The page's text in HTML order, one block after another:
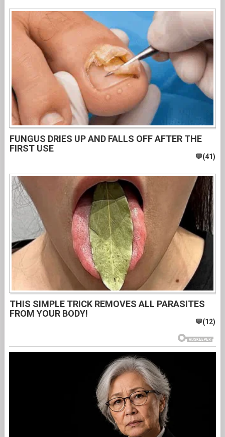
FUNGUS DRIES UP AND FALLS OFF AFTER THE
FIRST USE
THIS SIMPLE TRICK REMOVES ALL PARASITES
FROM YOUR BODY!